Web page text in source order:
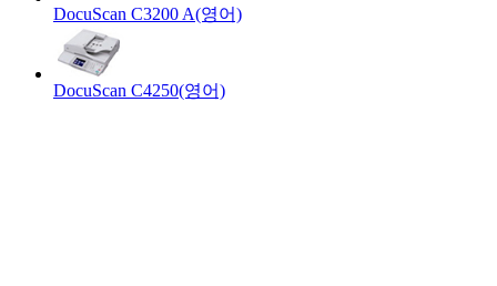
DocuScan C3200 A(영어)
DocuScan C4250(영어)